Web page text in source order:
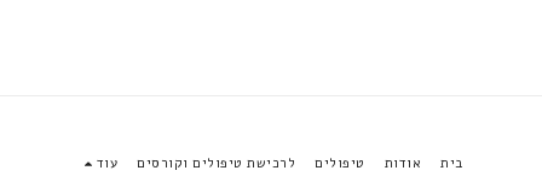
בית אודות טיפולים לרכישת טיפולים וקורסים עוד